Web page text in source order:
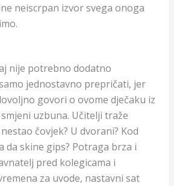
neiscrpan izvor svega onoga
nije potrebno dodatno
jednostavno prepričati, jer
govori o ovome dječaku iz
uzbuna. Učitelji traže
čovjek? U dvorani? Kod
da skine gips? Potraga brza i
pred kolegicama i
za uvode, nastavni sat